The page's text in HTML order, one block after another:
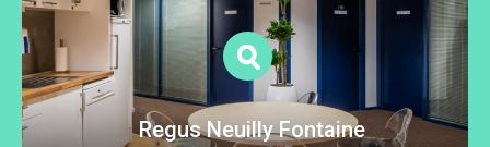
Regus Neuilly Fontaine